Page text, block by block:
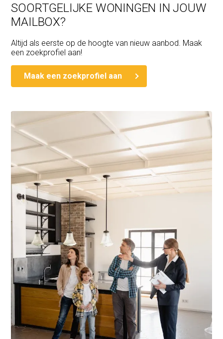
SOORTGELIJKE WONINGEN IN JOUW
MAILBOX?
Altijd als eerste op de hoogte van nieuw aanbod. Maak
een zoekprofiel aan!
Maak een zoekprofiel aan